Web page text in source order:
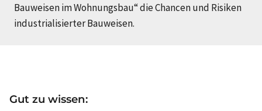
Bauweisen im Wohnungsbau“ die Chancen und Risiken
industrialisierter Bauweisen.
Gut zu wissen: